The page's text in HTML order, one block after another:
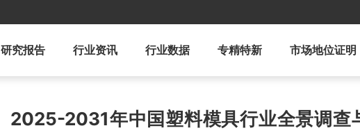
研究报告 行业资讯 行业数据 专精特新 市场地位证明
2025-2031年中国塑料模具行业全景调查